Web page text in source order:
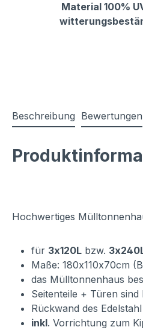
Material 100%
Beschreibung Bewertungen
Hochwertiges
für 3x120L bzw.
Maße: 180x110x70cm
das Mülltonnenhaus
Seitenteile + Türen sind
Rückwand des
inkl. Vorrichtung zum